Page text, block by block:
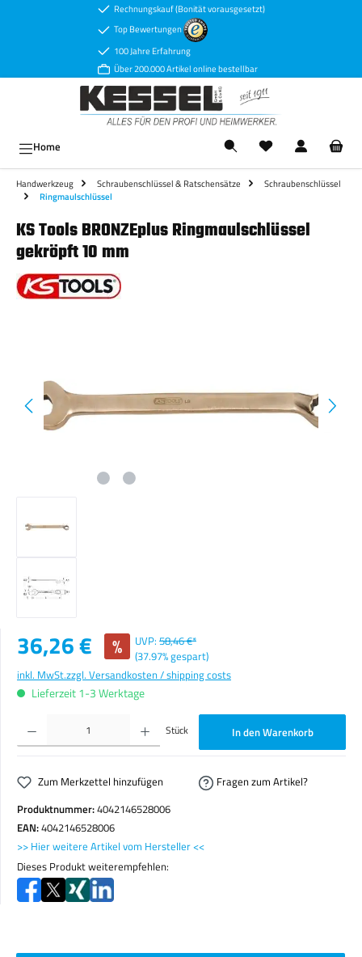
Zum Hauptinhalt springenRechnungskauf (Bonität vorausgesetzt)
Top Bewertungen
100 Jahre Erfahrung
Über 200.000 Artikel online bestellbar
Home
Handwerkzeug Schraubenschlüssel & Ratschensätze
Schraubenschlüssel
Ringmaulschlüssel
KS Tools BRONZEplus Ringmaulschlüssel
gekröpft 10 mm
Verkaufspreis:
36,26 € % UVP: 58,46 €*
(37.97% gespart)
inkl. MwSt.zzgl. Versandkosten / shipping costs
Lieferzeit 1-3 Werktage
Produkt Anzahl: Gib den gewünschten Wert ein oder benutze die Schaltflächen um die Anzahl zu
Stück In den Warenkorb
Zum Merkzettel hinzufügen
Fragen zum Artikel?
Produktnummer:4042146528006
EAN:4042146528006
>> Hier weitere Artikel vom Hersteller <<
Dieses Produkt weiterempfehlen: